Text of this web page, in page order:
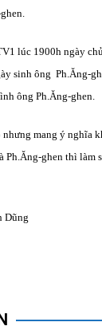
lúc 1900h ngày
sinh ông Ph.Ăng-
ông Ph.Ăng-ghen.
nhưng mang ý nghĩa
Ph.Ăng-ghen thì làm
Dũng